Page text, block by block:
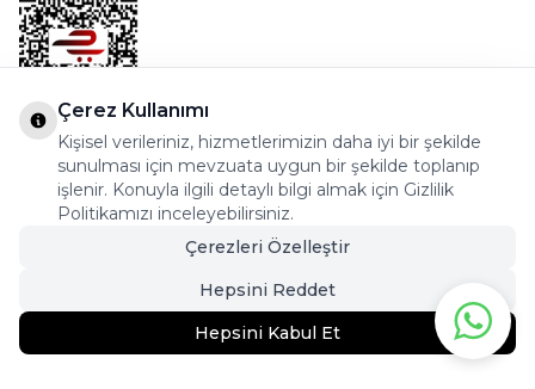
299,95TL Sepete Ekle
Bostancı Mah. Dar yol Sok. Safir sitesi 5/1 B Blok
Kadıköy - İSTANBUL
info@cekmeceonline.com
Çerez Kullanımı
Kişisel verileriniz, hizmetlerimizin daha iyi bir şekilde
sunulması için mevzuata uygun bir şekilde toplanıp
işlenir. Konuyla ilgili detaylı bilgi almak için Gizlilik
Politikamızı inceleyebilirsiniz.
Çerezleri Özelleştir
Hepsini Reddet
Hepsini Kabul Et